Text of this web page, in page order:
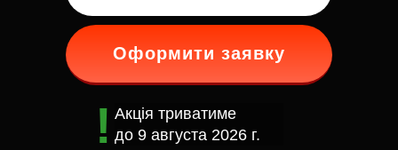
Оформити заявку
Акція триватиме
до 9 августа 2026 г.